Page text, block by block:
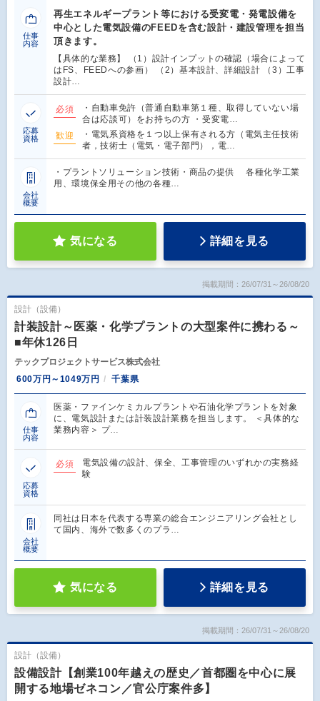
仕事
内容
再生エネルギープラント等における受変電・発電設備を
中心とした電気設備のFEEDを含む設計・建設管理を担当
頂きます。
【具体的な業務】 （1）設計インプットの確認（場合によって
はFS、FEEDへの参画） （2）基本設計、詳細設計 （3）工事
設計…
応募
資格
必須
・自動車免許（普通自動車第１種、取得していない場
合は応談可）をお持ちの方 ・受変電…
歓迎
・電気系資格を１つ以上保有される方（電気主任技術
者，技術士（電気・電子部門），電…
会社
概要
・プラントソリューション技術・商品の提供 各種化学工業
用、環境保全用その他の各種…
気になる 詳細を見る
掲載期間：26/07/31～26/08/20
設計（設備）
計装設計～医薬・化学プラントの大型案件に携わる～
■年休126日
テックプロジェクトサービス株式会社
600万円～1049万円
千葉県
仕事
内容
医薬・ファインケミカルプラントや石油化学プラントを対象
に、電気設計または計装設計業務を担当します。 ＜具体的な
業務内容＞ プ…
応募
資格
必須
電気設備の設計、保全、工事管理のいずれかの実務経
験
会社
概要
同社は日本を代表する専業の総合エンジニアリング会社とし
て国内、海外で数多くのプラ…
気になる 詳細を見る
掲載期間：26/07/31～26/08/20
設計（設備）
設備設計【創業100年越えの歴史／首都圏を中心に展
開する地場ゼネコン／官公庁案件多】